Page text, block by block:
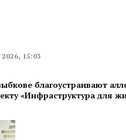
2026, 15:03
благоустраивают
«Инфраструктура для